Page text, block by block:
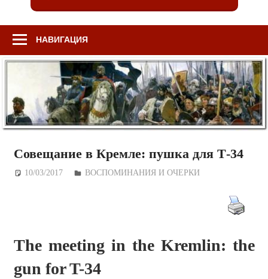
НАВИГАЦИЯ
Совещание в Кремле: пушка для Т-34
10/03/2017 Дежурный по Редакции
ВОСПОМИНАНИЯ И ОЧЕРКИ
The meeting in the Kremlin: the
gun for T-34